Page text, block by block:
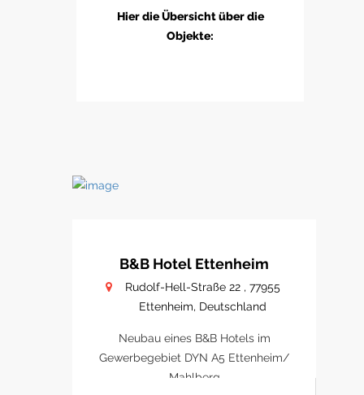
Hier die Übersicht über die
Objekte:
B&B Hotel Ettenheim
Rudolf-Hell-Straße 22 , 77955
Ettenheim, Deutschland
Neubau eines B&B Hotels im
Gewerbegebiet DYN A5 Ettenheim/
Mahlberg